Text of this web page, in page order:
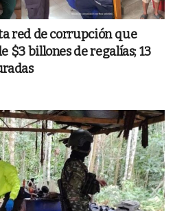
red de corrupción que
$3 billones de regalías; 13